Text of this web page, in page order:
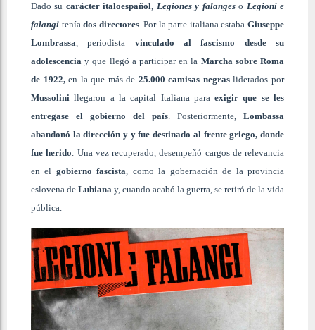
Dado su carácter italoespañol, Legiones y falangeso Legioni e
falangi teníados directores. Por la parte italiana estabaGiuseppe
Lombrassa, periodista vinculado al fascismo desde su
adolescencia y que llegó a participar en la Marcha sobre Roma
de 1922,en la que más de 25.000 camisas negrasliderados por
Mussolini llegaron a la capital Italiana paraexigir que se les
entregase el gobierno del país. Posteriormente, Lombassa
abandonó la dirección y y fue destinado al frente griego, donde
fue herido. Una vez recuperado, desempeñó cargos de relevancia
en el gobierno fascista, como la gobernación de la provincia
eslovena de Lubiana y, cuando acabó la guerra, se retiró de la vida
pública.